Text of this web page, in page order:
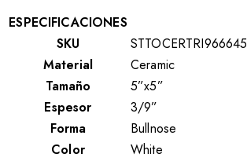
ESPECIFICACIONES
SKU
STTOCERTRI966645
Material
Ceramic
Tamaño
5”x5”
Espesor
3/9”
Forma
Bullnose
Color
White